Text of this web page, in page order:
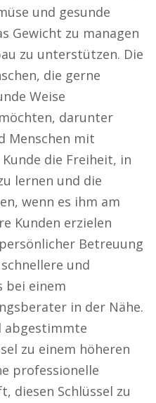
und gesunde
Gewicht zu managen
zu unterstützen. Die
die gerne
Weise
darunter
Menschen mit
die Freiheit, in
lernen und die
wenn es ihm am
Kunden erzielen
Betreuung
und
bei einem
in der Nähe.
abgestimmte
zu einem höheren
professionelle
diesen Schlüssel zu